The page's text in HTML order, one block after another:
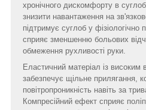
хронічного дискомфорту в
знизити навантаження на
підтримує суглоб у
сприяє зменшенню больових
обмеження рухливості руки.
Еластичний матеріал із високим
забезпечує щільне прилягання,
повітропроникність навіть за
Компресійний ефект сприяє